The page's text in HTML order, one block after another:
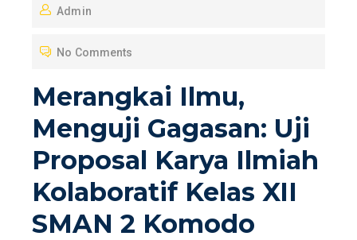
S
E
O
N
Admin
No Comments
Merangkai Ilmu,
Menguji Gagasan: Uji
Proposal Karya Ilmiah
Kolaboratif Kelas XII
SMAN 2 Komodo